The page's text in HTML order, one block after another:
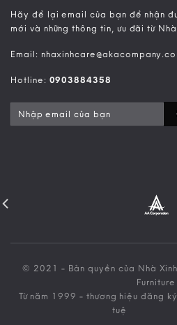
Hãy để lại email của bạn để nhận
mới và những thông tin, ưu đãi từ
Email:
Hotline: 0903884358
© 2021 - Bản quyền của Nhà
Furniture
Từ năm 1999 - thương hiệu đăng
tuệ